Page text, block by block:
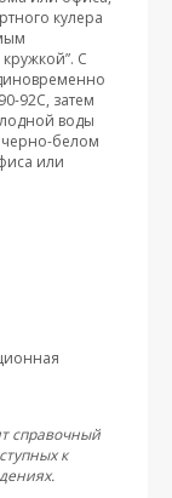
кулера
С
92С, затем
воды
белом
или
справочный
к